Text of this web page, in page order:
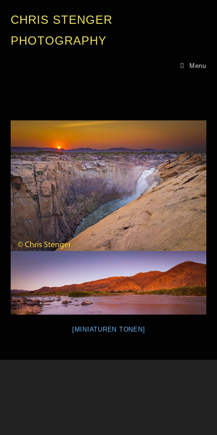
CHRIS STENGER
PHOTOGRAPHY
Menu
[MINIATUREN TONEN]